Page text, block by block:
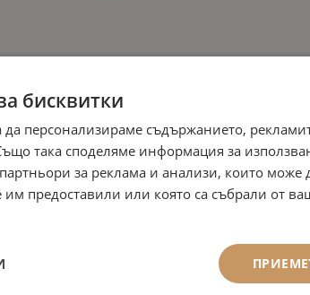
бисквитки
да персонализираме съдържанието,
така споделяме информация за
за реклама и анализи, които може
им предоставили или която са събрали от